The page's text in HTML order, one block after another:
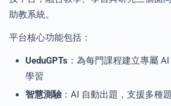
助教系統。
平台核心功能包括：
UeduGPTs ：為每門課程建立專屬
學習
智慧測驗：AI 自動出題，支援多種